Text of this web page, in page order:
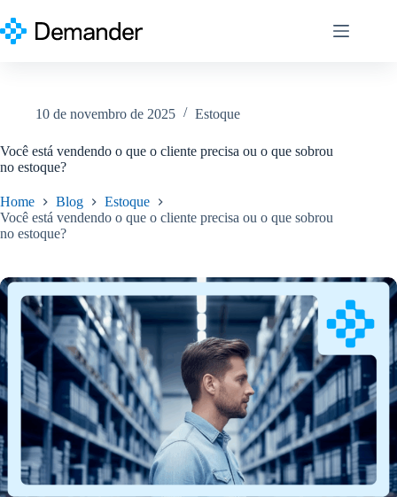
para
o
10 de novembro de 2025 Estoque
Você está vendendo o que o cliente precisa ou o que sobrou
no estoque?
Home Blog
Estoque
Você está vendendo o que o cliente precisa ou o que sobrou
no estoque?